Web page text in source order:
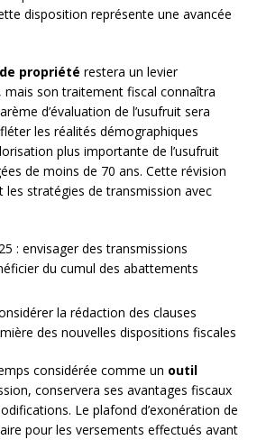
disposition représente une avancée
propriété restera un levier
mais son traitement fiscal connaîtra
d’évaluation de l’usufruit sera
les réalités démographiques
plus importante de l’usufruit
de moins de 70 ans. Cette révision
stratégies de transmission avec
: envisager des transmissions
du cumul des abattements
la rédaction des clauses
des nouvelles dispositions fiscales
considérée comme un outil
conservera ses avantages fiscaux
Le plafond d’exonération de
pour les versements effectués avant